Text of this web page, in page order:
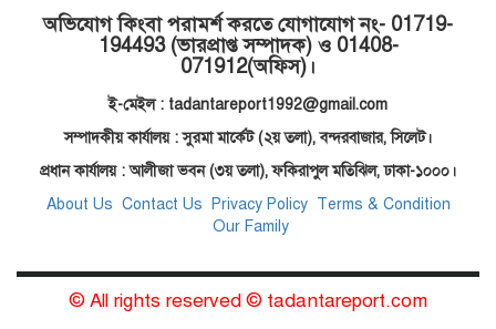
মোগলাবাজারে এসআই দয়াময়’র
ঘুষের রাজত্ব!
যন্ত্র বিকলের বাহানা: বেসরকারির
শোষণে জিম্মি ওসমানীর রোগীরা!
শাহপরানের পর মোগলাবাজারেও ওসি
সাবেক বডিগার্ড!
অভিযোগ কিংবা পরামর্শ করতে যোগাযোগ নং- 01719-
194493 (ভারপ্রাপ্ত সম্পাদক) ও 01408-
071912(অফিস)।
ই-মেইল : tadantareport1992@gmail.com
সম্পাদকীয় কার্যালয় : সুরমা মার্কেট (২য় তলা),বন্দরবাজার, সিলেট।
প্রধান কার্যালয় : আলীজা ভবন (৩য় তলা), ফকিরাপুল মতিঝিল, ঢাকা-১০০০।
About Us Contact Us Privacy Policy Terms & Condition
Our Family
© All rights reserved © tadantareport.com